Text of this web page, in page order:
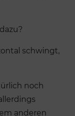
schwingt,
noch
anderen